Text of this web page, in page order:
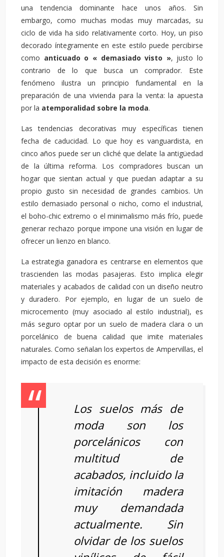
una tendencia dominante hace unos años. Sin
embargo, como muchas modas muy marcadas, su
ciclo de vida ha sido relativamente corto. Hoy, un piso
decorado íntegramente en este estilo puede percibirse
como anticuado o « demasiado visto », justo lo
contrario de lo que busca un comprador. Este
fenómeno ilustra un principio fundamental en la
preparación de una vivienda para la venta: la apuesta
por la atemporalidad sobre la moda.
Las tendencias decorativas muy específicas tienen
fecha de caducidad. Lo que hoy es vanguardista, en
cinco años puede ser un cliché que delate la antigüedad
de la última reforma. Los compradores buscan un
hogar que sientan actual y que puedan adaptar a su
propio gusto sin necesidad de grandes cambios. Un
estilo demasiado personal o nicho, como el industrial,
el boho-chic extremo o el minimalismo más frío, puede
generar rechazo porque impone una visión en lugar de
ofrecer un lienzo en blanco.
La estrategia ganadora es centrarse en elementos que
trascienden las modas pasajeras. Esto implica elegir
materiales y acabados de calidad con un diseño neutro
y duradero. Por ejemplo, en lugar de un suelo de
microcemento (muy asociado al estilo industrial), es
más seguro optar por un suelo de madera clara o un
porcelánico de buena calidad que imite materiales
naturales. Como señalan los expertos de Ampervillas, el
impacto de esta decisión es enorme:
Los suelos más de
moda son los
porcelánicos con
multitud de
acabados, incluido la
imitación madera
muy demandada
actualmente. Sin
olvidar de los suelos